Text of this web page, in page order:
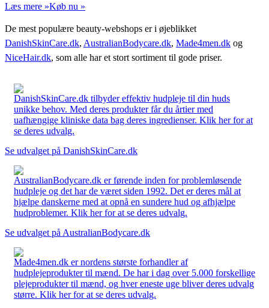
Læs mere »Køb nu »
De mest populære beauty-webshops er i øjeblikket
DanishSkinCare.dk, AustralianBodycare.dk, Made4men.dk og
NiceHair.dk, som alle har et stort sortiment til gode priser.
DanishSkinCare.dk tilbyder effektiv hudpleje til din huds
unikke behov. Med deres produkter får du årtier med
uafhængige kliniske data bag deres ingredienser. Klik her for at
se deres udvalg.
Se udvalget på DanishSkinCare.dk
AustralianBodycare.dk er førende inden for problemløsende
hudpleje og det har de været siden 1992. Det er deres mål at
hjælpe danskerne med at opnå en sundere hud og afhjælpe
hudproblemer. Klik her for at se deres udvalg.
Se udvalget på AustralianBodycare.dk
Made4men.dk er nordens største forhandler af
hudplejeprodukter til mænd. De har i dag over 5.000 forskellige
plejeprodukter til mænd, og hver eneste uge bliver deres udvalg
større. Klik her for at se deres udvalg.